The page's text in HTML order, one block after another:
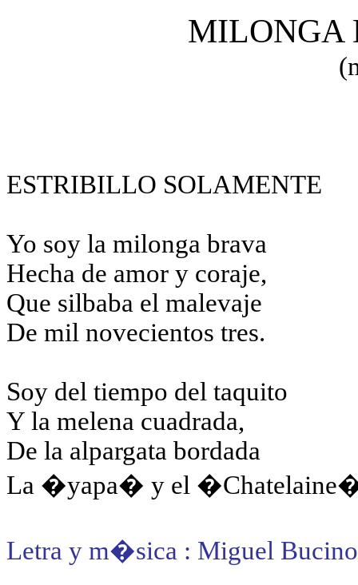
MILONGA
ESTRIBILLO SOLAMENTE
Yo soy la milonga brava
Hecha de amor y coraje,
Que silbaba el malevaje
De mil novecientos tres.
Soy del tiempo del taquito
Y la melena cuadrada,
De la alpargata bordada
La �yapa� y el
Letra y m�sica : Miguel Bucino